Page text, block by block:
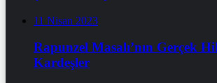
11 Nisan 2023
Rapunzel Masalı’nın Gerçek
Kardeşler